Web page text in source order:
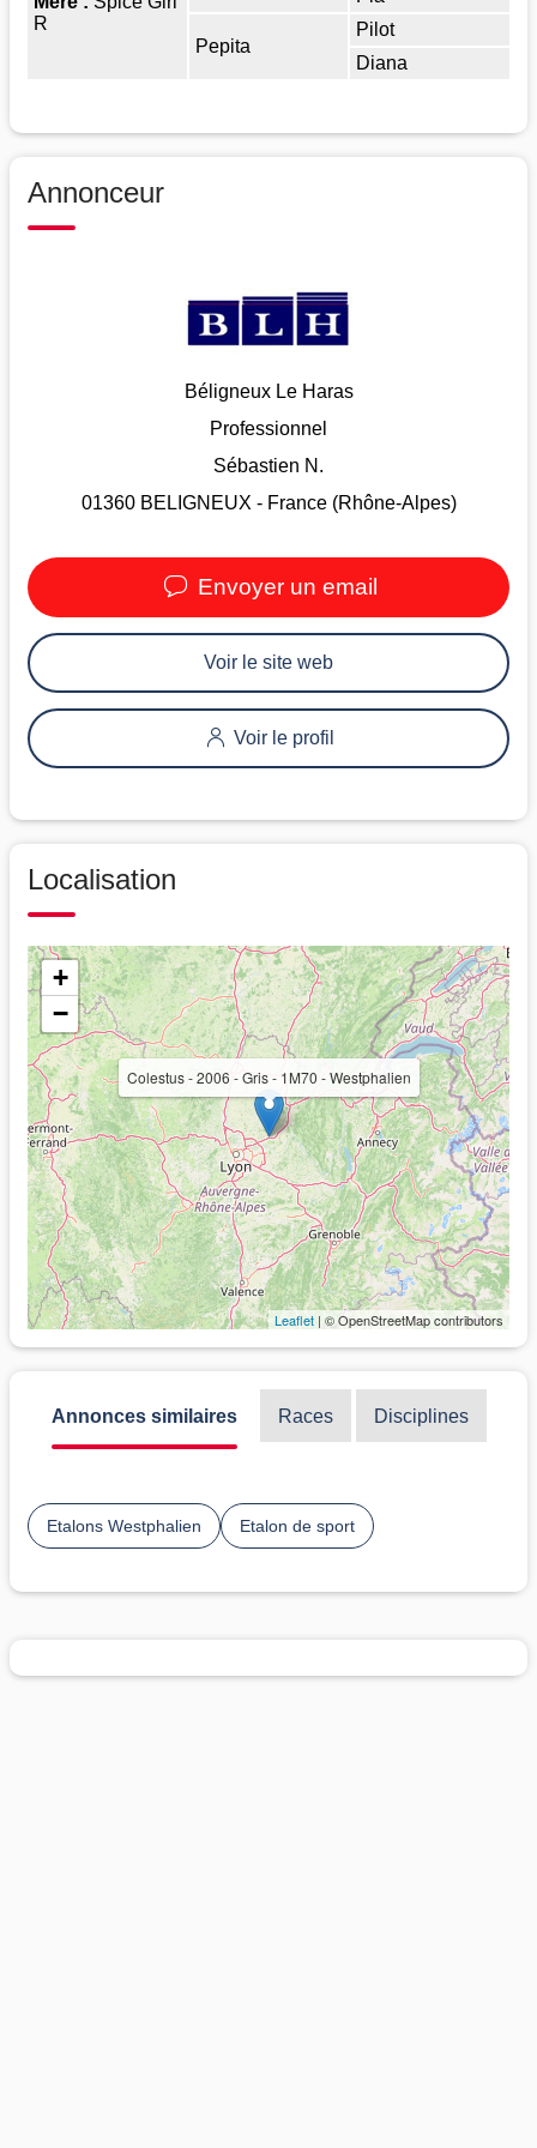
R
Pepita
Pilot
Diana
Annonceur
Béligneux Le Haras
Professionnel
Sébastien N.
01360 BELIGNEUX - France (Rhône-Alpes)
Envoyer un email
Voir le site web
Voir le profil
Localisation
Colestus - 2006 - Gris - 1M70 - Westphalien
+
−
Leaflet | © OpenStreetMap contributors
Annonces similaires Races Disciplines
Etalons Westphalien Etalon de sport